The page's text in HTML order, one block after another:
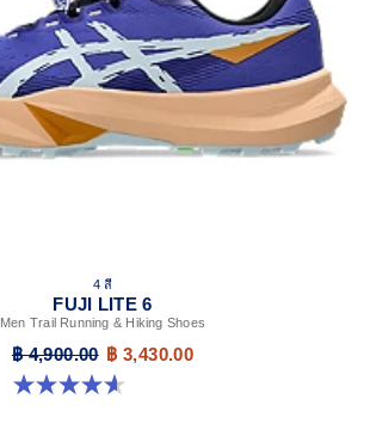
4 สี
FUJI LITE 6
Men Trail Running & Hiking Shoes
฿ 4,900.00 ฿ 3,430.00
4.6 จาก 5 ดาว 74 รีวิว